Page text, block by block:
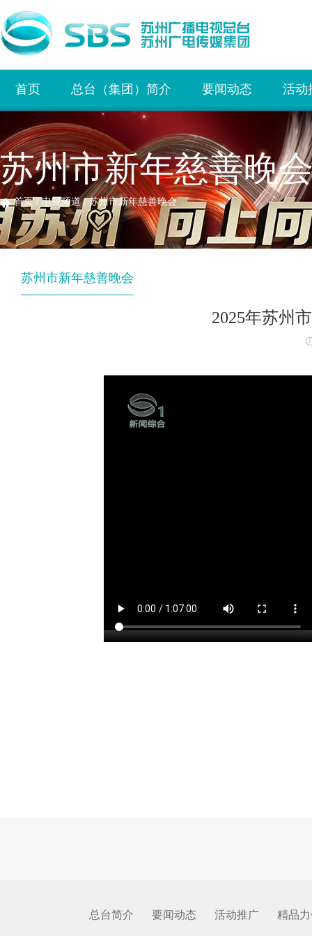
首页 总台（集团）简介 要闻动态 活动
苏州市新年慈善晚
首页/电视频道/苏州市新年慈善晚会
苏州市新年慈善晚会
2025年苏州
总台简介 要闻动态 活动推广 精品